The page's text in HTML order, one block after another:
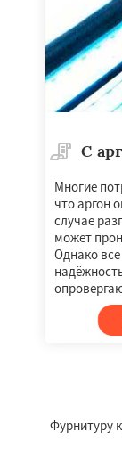
С
Многие
что аргон
случае
может
Однако
Фурнитуру